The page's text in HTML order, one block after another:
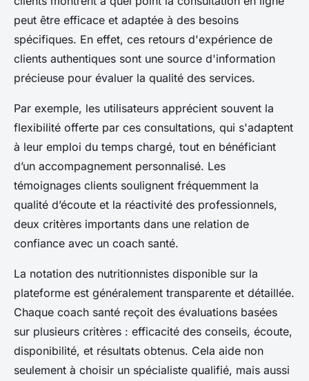
peut être efficace et adaptée à des besoins
spécifiques. En effet, ces retours d'expérience de
clients authentiques sont une source d'information
précieuse pour évaluer la qualité des services.
Par exemple, les utilisateurs apprécient souvent la
flexibilité offerte par ces consultations, qui s'adaptent
à leur emploi du temps chargé, tout en bénéficiant
d’un accompagnement personnalisé. Les
témoignages clients soulignent fréquemment la
qualité d’écoute et la réactivité des professionnels,
deux critères importants dans une relation de
confiance avec un coach santé.
La notation des nutritionnistes disponible sur la
plateforme est généralement transparente et détaillée.
Chaque coach santé reçoit des évaluations basées
sur plusieurs critères : efficacité des conseils, écoute,
disponibilité, et résultats obtenus. Cela aide non
seulement à choisir un spécialiste qualifié, mais aussi